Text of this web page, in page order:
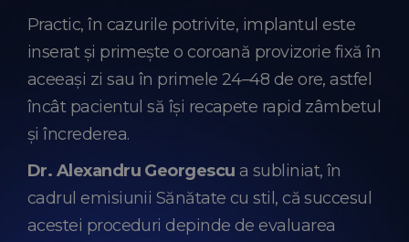
Practic, în cazurile potrivite, implantul este
inserat și primește o coroană provizorie fixă în
aceeași zi sau în primele 24–48 de ore, astfel
încât pacientul să își recapete rapid zâmbetul
și încrederea.
Dr. Alexandru Georgescu a subliniat, în
cadrul emisiunii Sănătate cu stil, că succesul
acestei proceduri depinde de evaluarea